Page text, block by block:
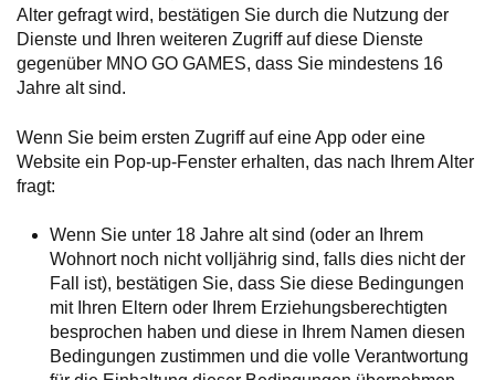
Alter gefragt wird, bestätigen Sie durch die Nutzung der
Dienste und Ihren weiteren Zugriff auf diese Dienste
gegenüber MNO GO GAMES, dass Sie mindestens 16
Jahre alt sind.
Wenn Sie beim ersten Zugriff auf eine App oder eine
Website ein Pop-up-Fenster erhalten, das nach Ihrem Alter
fragt:
Wenn Sie unter 18 Jahre alt sind (oder an Ihrem
Wohnort noch nicht volljährig sind, falls dies nicht der
Fall ist), bestätigen Sie, dass Sie diese Bedingungen
mit Ihren Eltern oder Ihrem Erziehungsberechtigten
besprochen haben und diese in Ihrem Namen diesen
Bedingungen zustimmen und die volle Verantwortung